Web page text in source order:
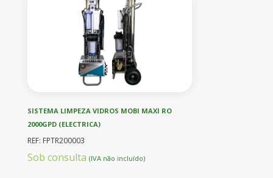
SISTEMA LIMPEZA VIDROS MOBI MAXI RO
2000GPD (ELECTRICA)
REF: FPTR200003
Sob consulta (IVA não incluído)